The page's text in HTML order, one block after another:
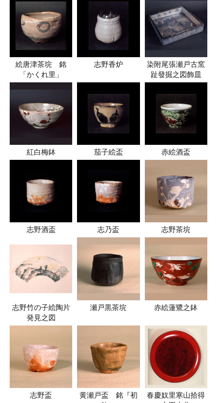
絵唐津茶垸 銘
「かくれ里」
志野香炉
染附尾張瀬戸古窯
趾發掘之図飾皿
紅白梅鉢 茄子絵盃 赤絵酒盃
志野酒盃 志乃盃 志野茶垸
志野竹の子絵陶片
発見之図
瀬戸黒茶垸 赤絵蓮鷺之鉢
志野盃
黄瀬戸盃 銘『初
春慶奴里寒山拾得